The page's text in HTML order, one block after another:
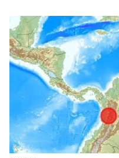
CUARTA EDICIÓN
Música, artesanía y
Torgueira de A